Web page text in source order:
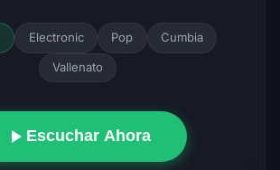
Electronic Pop Cumbia
Vallenato
Escuchar Ahora